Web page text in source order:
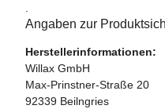
.
Angaben zur
Herstellerinformationen:
Willax GmbH
Max-Prinstner-Straße 20
92339 Beilngries